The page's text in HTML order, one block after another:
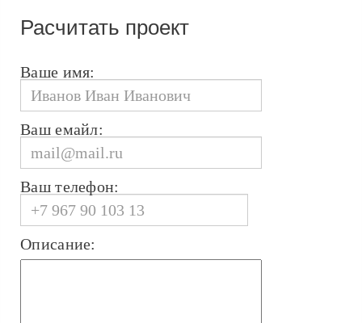
Расчитать проект
Ваше имя:
Ваш емайл:
Ваш телефон:
Описание: